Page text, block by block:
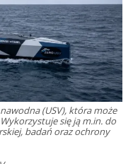
(USV), która może
się ją m.in. do
badań oraz ochrony